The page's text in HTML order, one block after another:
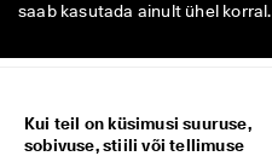
saab kasutada ainult ühel korral.
Kui teil on küsimusi suuruse,
sobivuse, stiili või tellimuse